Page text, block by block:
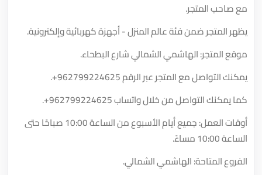
مع صاحب المتجر.
يظهر المتجر ضمن فئة عالم المنزل - أجهزة كهربائية وإلكترونية.
موقع المتجر: الهاشمي الشمالي شارع البطحاء.
يمكنك التواصل مع المتجر عبر الرقم+962799224625
.
كما يمكنك التواصل من خلال واتساب+962799224625
.
أوقات العمل: جميع أيام الأسبوع من الساعة 10:00 صباحًا حتى
الساعة 10:00 مساءً.
الفروع المتاحة: الهاشمي الشمالي.